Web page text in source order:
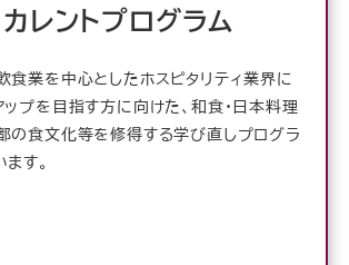
レントプログラム
食業を中心としたホスピタリティ業界に
プを目指す方に向けた、和食・日本料理
の食文化等を修得する学び直しプログラ
す。